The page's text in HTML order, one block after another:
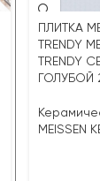
ПЛИТКА
TRENDY
TRENDY
ГОЛУБОЙ
MEISSEN